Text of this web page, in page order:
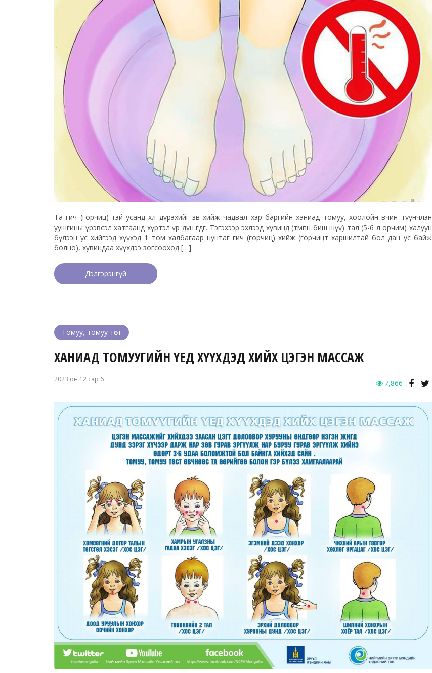
Та гич (горчиц)-тэй усанд хөлөө дүрэхийг зөв хийж чадвал хэр баргийн ханиад томуу, хоолойн өвчин түүнчлэн
уушгины үрэвсэл хатгаанд хүртэл үр дүн өгдөг. Тэгэхээр эхлээд хувинд (төмпөн биш шүү) тал (5-6 л орчим) халуун
бүлээн ус хийгээд хүүхэд 1 том халбагаар нунтаг гич (горчиц) хийж (горчицт харшилтай бол дан ус байж
болно), хувиндаа хүүхдээ зогсооход […]
Дэлгэрэнгүй
Томуу, томуу төст
ХАНИАД ТОМУУГИЙН ҮЕД ХҮҮХДЭД ХИЙХ ЦЭГЭН МАССАЖ
2023 он 12 сар 6 7,866